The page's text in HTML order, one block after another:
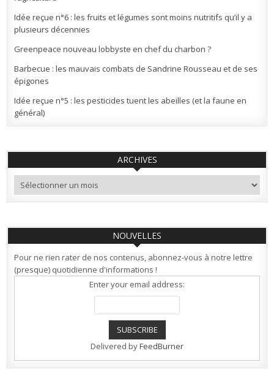
Idée reçue n°6 : les fruits et légumes sont moins nutritifs qu’il y a
plusieurs décennies
Greenpeace nouveau lobbyste en chef du charbon ?
Barbecue : les mauvais combats de Sandrine Rousseau et de ses
épigones
Idée reçue n°5 : les pesticides tuent les abeilles (et la faune en
général)
ARCHIVES
Archives
NOUVELLES
Pour ne rien rater de nos contenus, abonnez-vous à notre lettre
(presque) quotidienne d'informations !
Enter your email address:
Delivered byFeedBurner